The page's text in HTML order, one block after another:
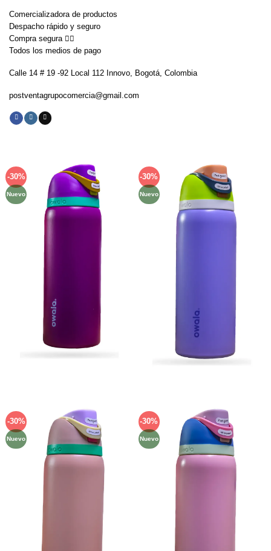
Comercializadora de productos
Despacho rápido y seguro
Compra segura 👇🏼
Todos los medios de pago
Calle 14 # 19 -92 Local 112 Innovo, Bogotá, Colombia
postventagrupocomercia@gmail.com
-30%
Nuevo
deseos
-30%
Nuevo
lista de
deseos
-30%
Nuevo
lista de
deseos
-30%
Nuevo
lista de
deseos